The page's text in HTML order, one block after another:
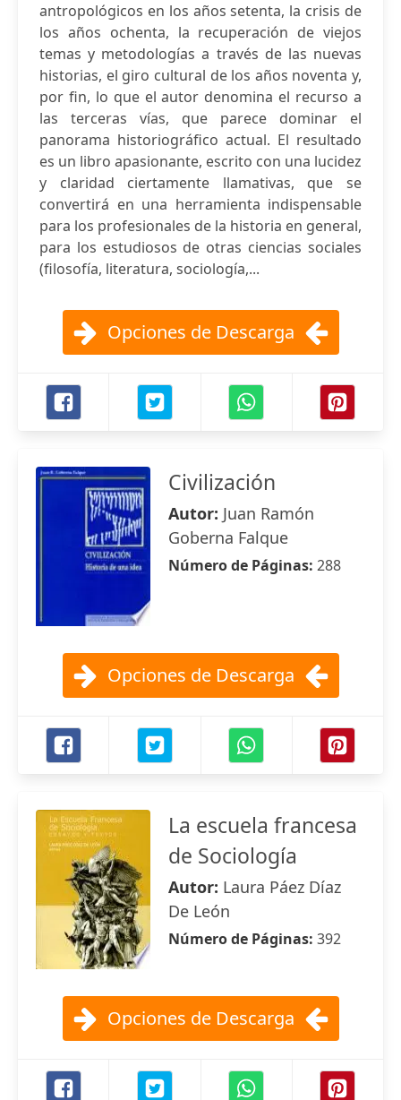
antropológicos en los años setenta, la crisis de
los años ochenta, la recuperación de viejos
temas y metodologías a través de las nuevas
historias, el giro cultural de los años noventa y,
por fin, lo que el autor denomina el recurso a
las terceras vías, que parece dominar el
panorama historiográfico actual. El resultado
es un libro apasionante, escrito con una lucidez
y claridad ciertamente llamativas, que se
convertirá en una herramienta indispensable
para los profesionales de la historia en general,
para los estudiosos de otras ciencias sociales
(filosofía, literatura, sociología,...
Opciones de Descarga
Civilización
Autor: Juan Ramón
Goberna Falque
Número de Páginas: 288
Opciones de Descarga
La escuela francesa
de Sociología
Autor: Laura Páez Díaz
De León
Número de Páginas: 392
Opciones de Descarga